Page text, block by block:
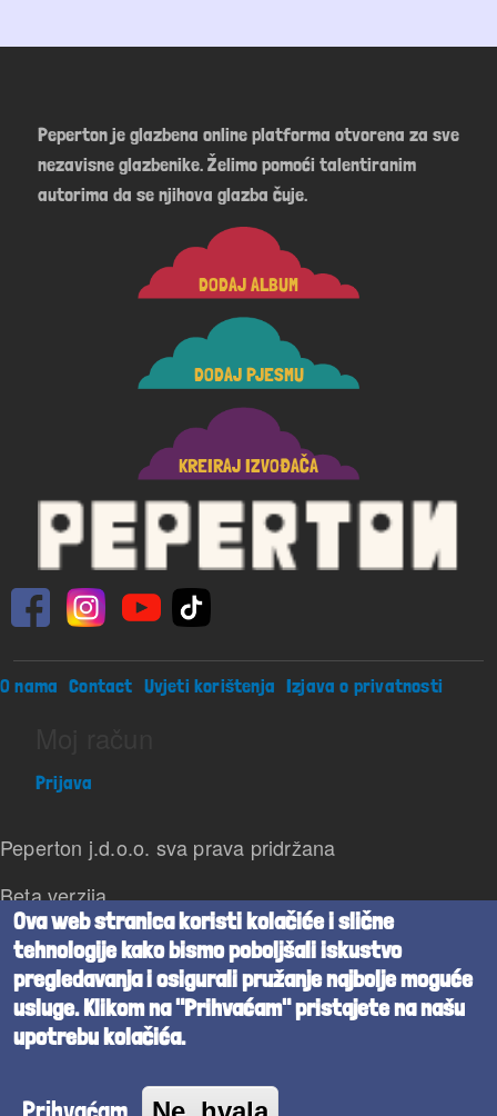
Peperton je glazbena online platforma otvorena za sve
nezavisne glazbenike. Želimo pomoći talentiranim
autorima da se njihova glazba čuje.
DODAJ ALBUM
DODAJ PJESMU
KREIRAJ IZVOĐAČA
Footer menu
O nama Contact Uvjeti korištenja Izjava o privatnosti
Prijava
Peperton j.d.o.o. sva prava pridržana
Beta verzija
Powered byCognita
Ova web stranica koristi kolačiće i slične
tehnologije kako bismo poboljšali iskustvo
pregledavanja i osigurali pružanje najbolje moguće
usluge. Klikom na "Prihvaćam" pristajete na našu
upotrebu kolačića.